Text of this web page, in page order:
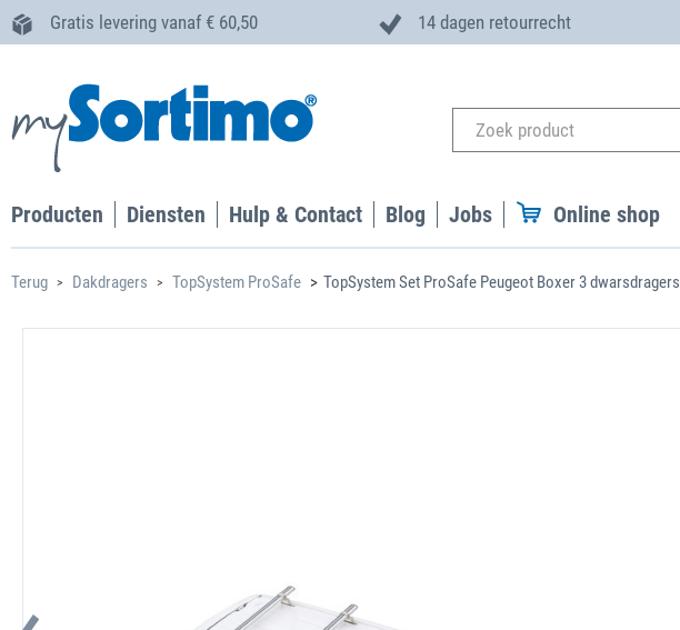
Gratis levering vanaf € 60,50 14 dagen retourrecht
Producten Diensten Hulp & Contact Blog Jobs Online shop
Terug Dakdragers TopSystem ProSafe TopSystem Set ProSafe Peugeot Boxer 3 dwarsdragers